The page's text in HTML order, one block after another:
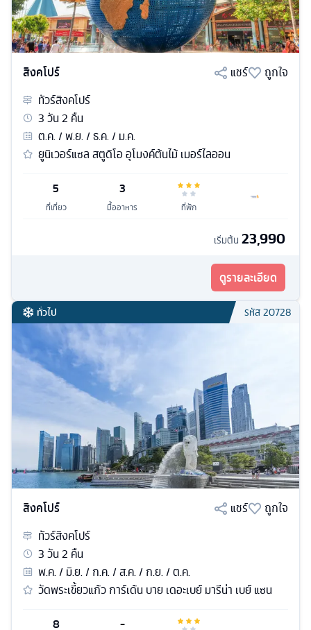
สิงคโปร์ แชร์
ถูกใจ
ทัวร์สิงคโปร์
3วัน2 คืน
ต.ค. / พ.ย. / ธ.ค. / ม.ค.
ยูนิเวอร์แซล สตูดิโอ อุโมงค์ต้นไม้ เมอร์ไลออน
5
ที่เที่ยว
3
มื้ออาหาร ที่พัก
เริ่มต้น 23,990
ดูรายละเอียด
ทั่วไป รหัส20728
สิงคโปร์ แชร์
ถูกใจ
ทัวร์สิงคโปร์
3วัน2 คืน
พ.ค. / มิ.ย. / ก.ค. / ส.ค. / ก.ย. / ต.ค.
วัดพระเขี้ยวแก้ว การ์เด้น บาย เดอะเบย์ มารีน่า เบย์ แซน
8
-